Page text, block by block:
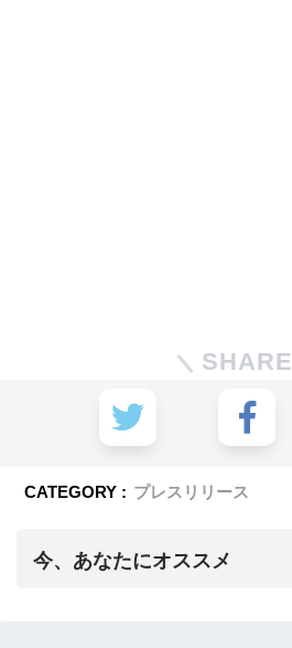
SHARE
CATEGORY : プレスリリース
今、あなたにオススメ